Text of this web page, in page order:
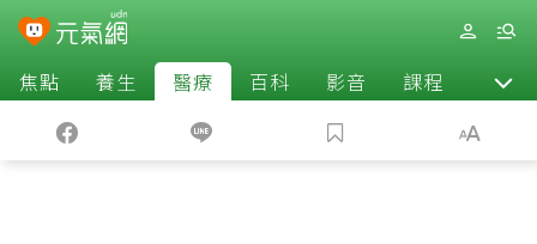
焦點 養生 醫療 百科 影音 課程 退休